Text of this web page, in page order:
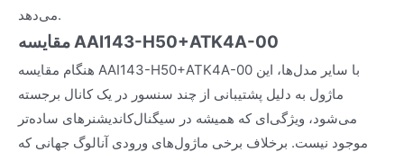
می‌دهد.
مقایسه AAI143-H50+ATK4A-00
هنگام مقایسه AAI143-H50+ATK4A-00 با سایر مدل‌ها، این
ماژول به دلیل پشتیبانی از چند سنسور در یک کانال برجسته
می‌شود، ویژگی‌ای که همیشه در سیگنال‌کاندیشنرهای ساده‌تر
موجود نیست. برخلاف برخی ماژول‌های ورودی آنالوگ جهانی که